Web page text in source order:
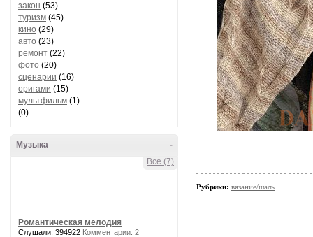
закон (53)
туризм (45)
кино (29)
авто (23)
ремонт (22)
фото (20)
сценарии (16)
оригами (15)
мультфильм (1)
(0)
-
Музыка
Все (7)
Романтическая мелодия
Слушали: 394922 Комментарии: 2
Рубрики: вязание/шаль